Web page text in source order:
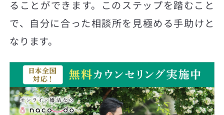
ることができます。このステップを踏むこと
で、自分に合った相談所を見極める手助けと
なります。